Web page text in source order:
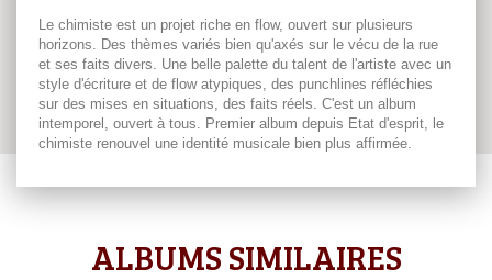
Le chimiste est un projet riche en flow, ouvert sur plusieurs
horizons. Des thèmes variés bien qu'axés sur le vécu de la rue
et ses faits divers. Une belle palette du talent de l'artiste avec un
style d'écriture et de flow atypiques, des punchlines réfléchies
sur des mises en situations, des faits réels. C'est un album
intemporel, ouvert à tous. Premier album depuis Etat d'esprit, le
chimiste renouvel une identité musicale bien plus affirmée.
ALBUMS SIMILAIRES